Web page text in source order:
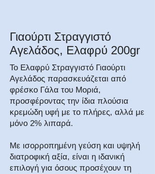
Γιαούρτι Στραγγιστό
Αγελάδος, Ελαφρύ 200gr
Το Ελαφρύ Στραγγιστό Γιαούρτι
Αγελάδος παρασκευάζεται από
φρέσκο Γάλα του Μοριά,
προσφέροντας την ίδια πλούσια
κρεμώδη υφή με το πλήρες, αλλά με
μόνο 2% λιπαρά.
Με ισορροπημένη γεύση και υψηλή
διατροφική αξία, είναι η ιδανική
επιλογή για όσους προσέχουν τη